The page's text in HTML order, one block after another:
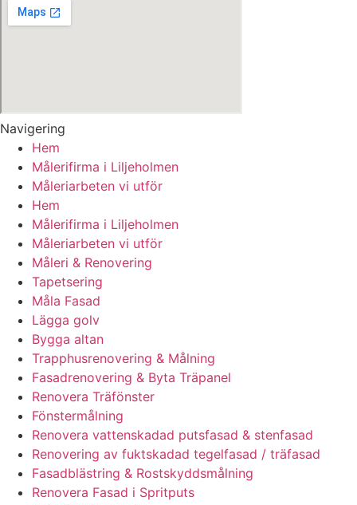
Navigering
Hem
Målerifirma i Liljeholmen
Måleriarbeten vi utför
Hem
Målerifirma i Liljeholmen
Måleriarbeten vi utför
Måleri & Renovering
Tapetsering
Måla Fasad
Lägga golv
Bygga altan
Trapphusrenovering & Målning
Fasadrenovering & Byta Träpanel
Renovera Träfönster
Fönstermålning
Renovera vattenskadad putsfasad & stenfasad
Renovering av fuktskadad tegelfasad / träfasad
Fasadblästring & Rostskyddsmålning
Renovera Fasad i Spritputs